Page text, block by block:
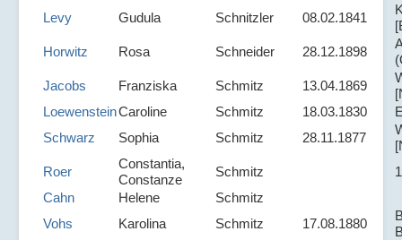
Levy
Gudula Schnitzler 08.02.1841
Horwitz
Rosa Schneider 28.12.1898
Jacobs
Franziska Schmitz 13.04.1869
LoewensteinCaroline Schmitz 18.03.1830
Schwarz
Sophia Schmitz 28.11.1877
Roer
Constantia,
Constanze
Schmitz
Cahn
Helene
Schmitz
Vohs
Karolina Schmitz 17.08.1880